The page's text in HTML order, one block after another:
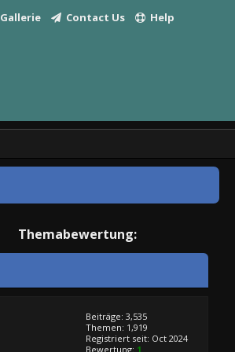
Gallerie Contact Us Help
Themabewertung:
Beiträge: 3,535
Themen: 1,919
Registriert seit: Oct 2024
Bewertung: 1